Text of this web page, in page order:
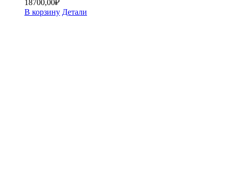
18700,00₽
В корзину Детали